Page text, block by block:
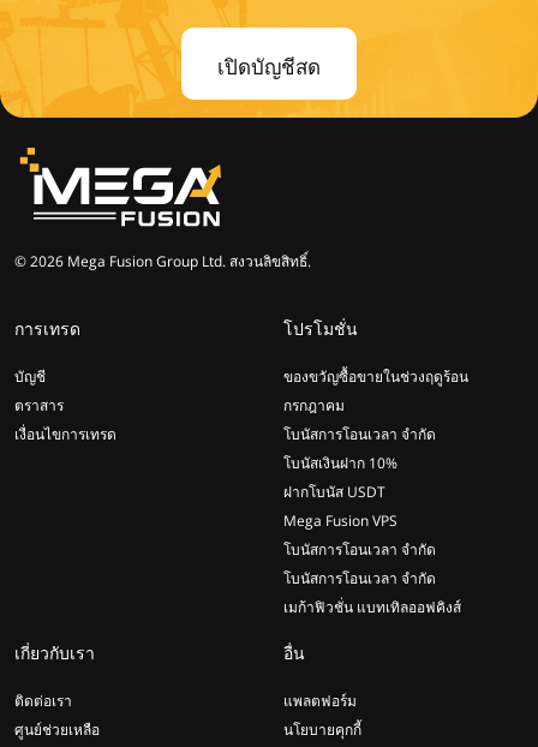
เปิดบัญชีสด
© 2026 Mega Fusion Group Ltd. สงวนลิขสิทธิ์.
การเทรด
บัญชี
ตราสาร
เงื่อนไขการเทรด
โปรโมชั่น
ของขวัญซื้อขายในช่วงฤดูร้อน
กรกฎาคม
โบนัสการโอนเวลา จำกัด
โบนัสเงินฝาก 10%
ฝากโบนัส USDT
Mega Fusion VPS
โบนัสการโอนเวลา จำกัด
โบนัสการโอนเวลา จำกัด
เมก้าฟิวชั่น แบทเทิลออฟคิงส์
เกี่ยวกับเรา
ติดต่อเรา
ศูนย์ช่วยเหลือ
อื่น
แพลตฟอร์ม
นโยบายคุกกี้